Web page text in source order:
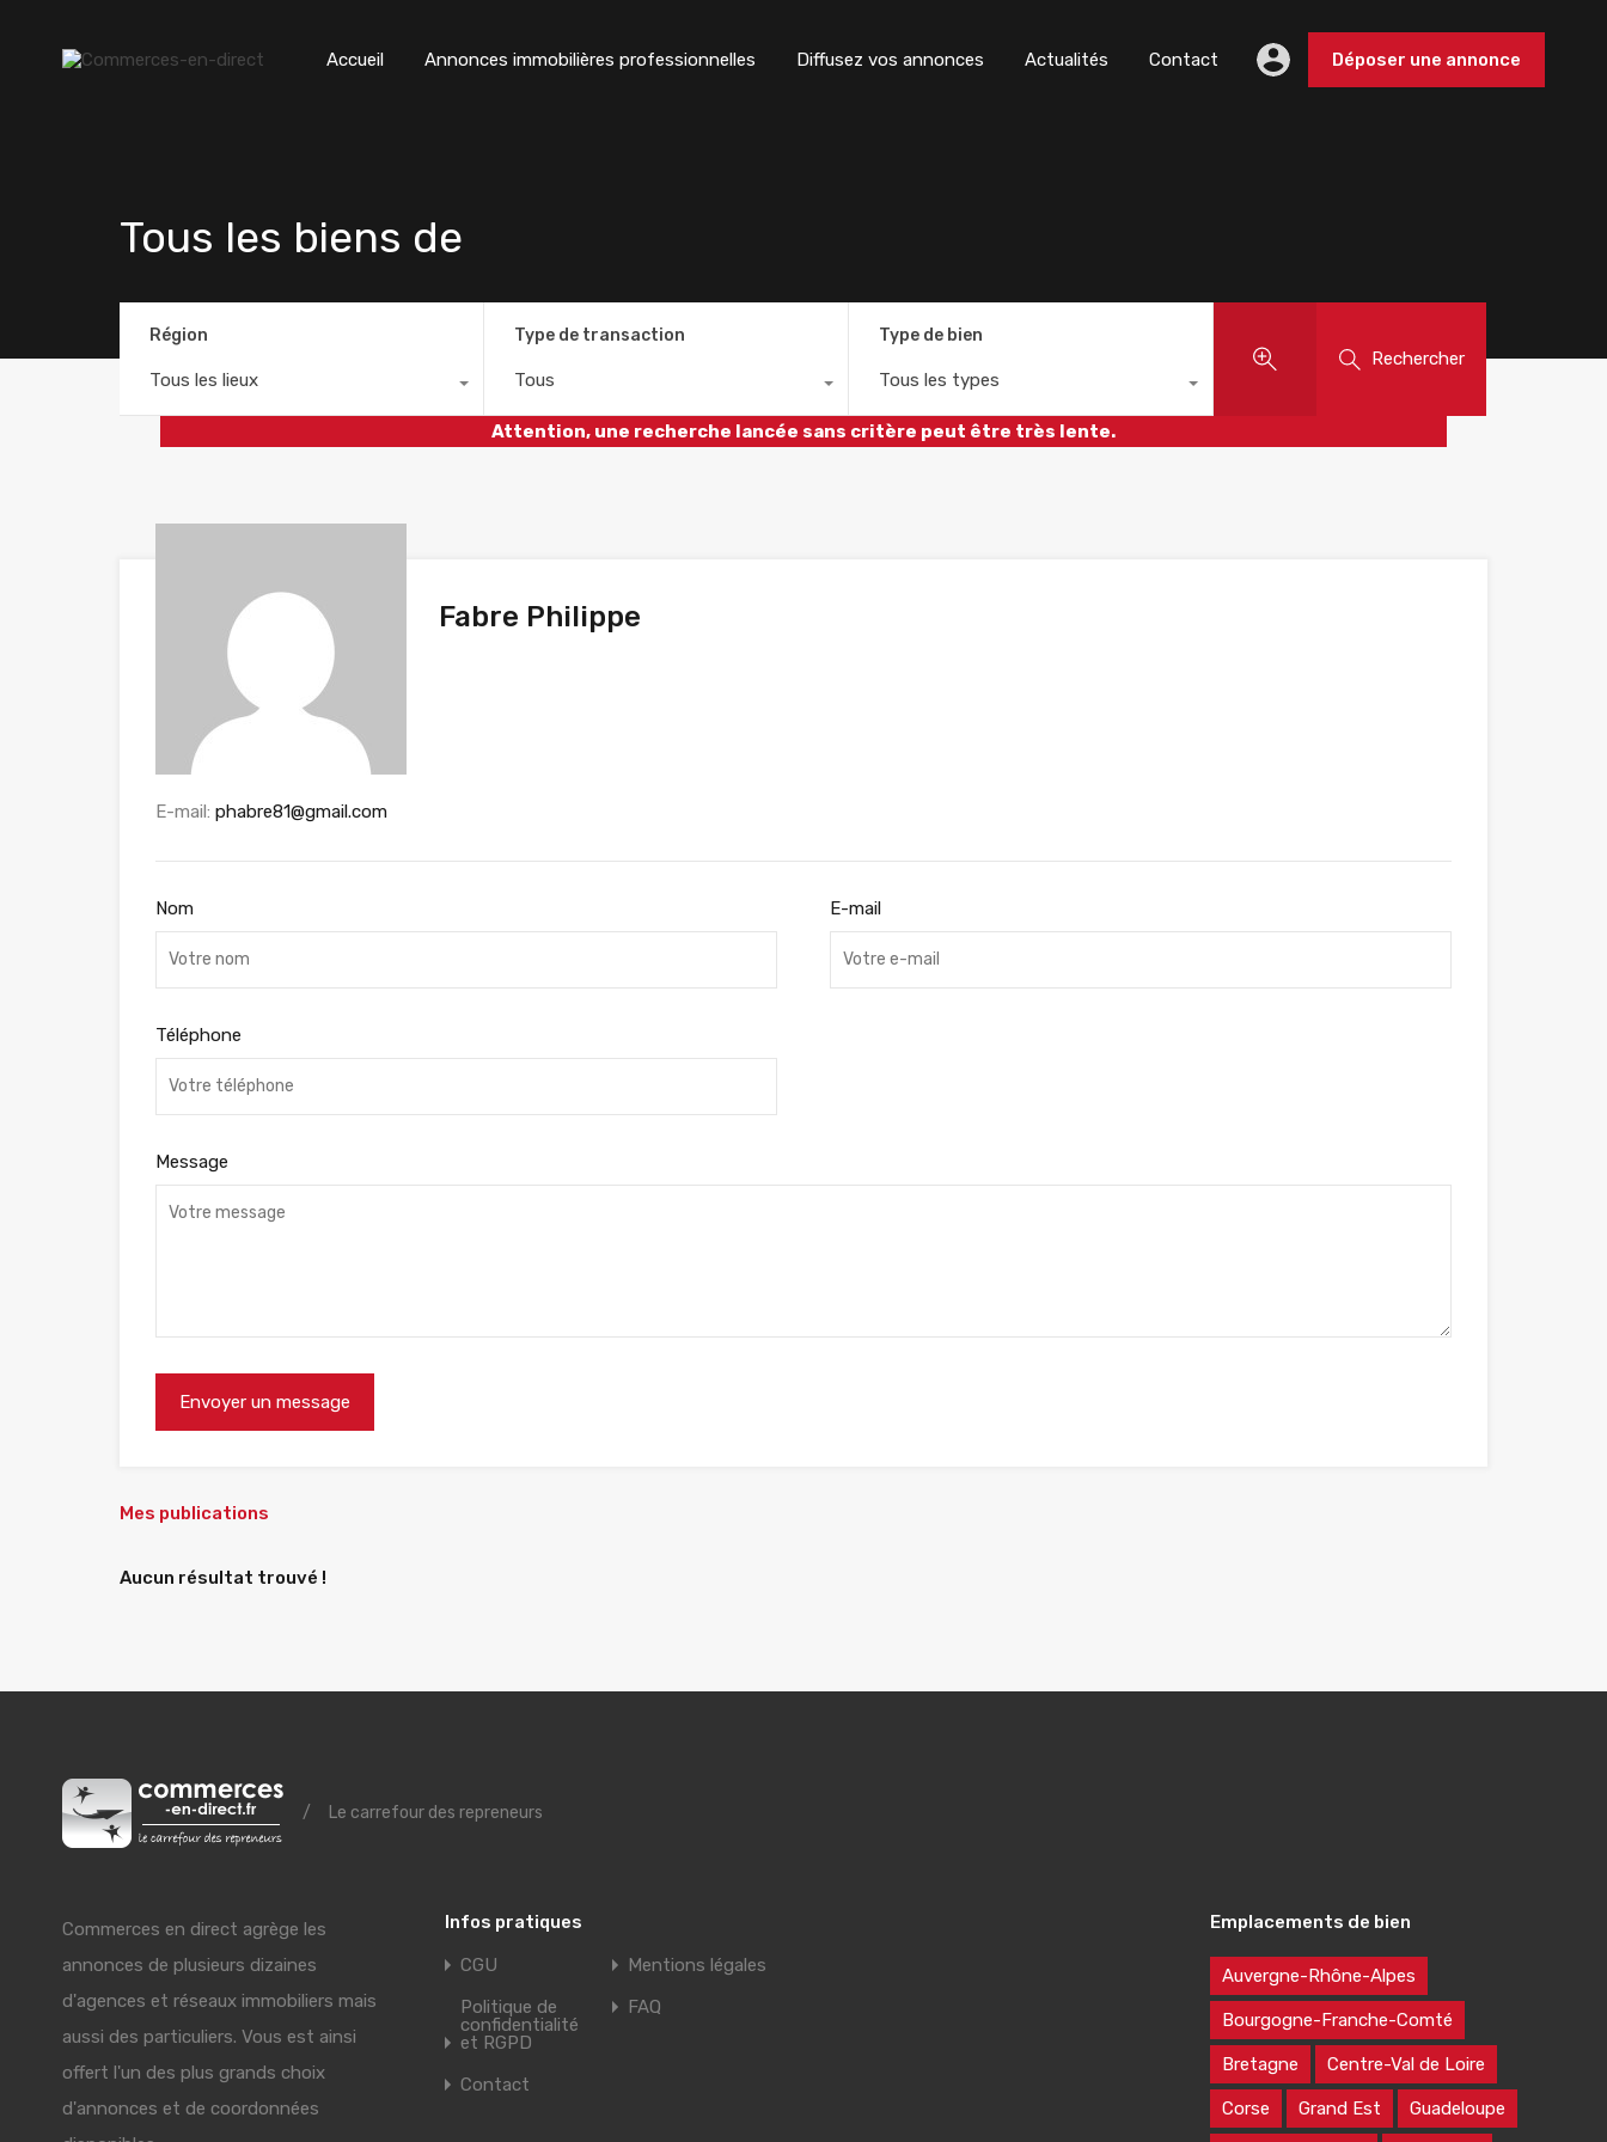
Accueil Annonces immobilières professionnelles Diffusez vos annonces Actualités Contact Déposer une annonce
Tous les biens de
Région
Tous les lieux
Type de transaction
Tous
Type de bien
Tous les types
Rechercher
Attention, une recherche lancée sans critère peut être très lente.
Fabre Philippe
E-mail: phabre81@gmail.com
Nom E-mail
Téléphone
Message
Mes publications
Aucun résultat trouvé !
/ Le carrefour des repreneurs
Commerces en direct agrège les
annonces de plusieurs dizaines
d'agences et réseaux immobiliers mais
aussi des particuliers. Vous est ainsi
offert l'un des plus grands choix
d'annonces et de coordonnées
Infos pratiques
CGU
Mentions légales
Politique de
confidentialité
et RGPD
FAQ
Contact
Emplacements de bien
Auvergne-Rhône-Alpes
Bourgogne-Franche-Comté
Bretagne Centre-Val de Loire
Corse Grand Est Guadeloupe